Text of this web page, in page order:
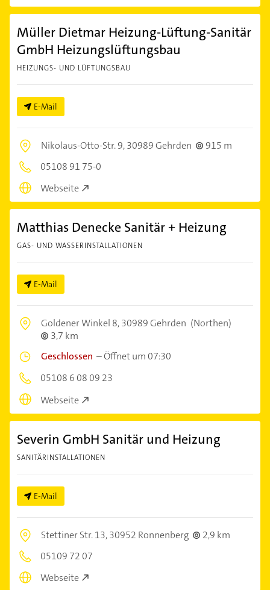
Müller Dietmar Heizung-Lüftung-Sanitär
GmbH Heizungslüftungsbau
HEIZUNGS- UND LÜFTUNGSBAU
E-Mail
Nikolaus-Otto-Str. 9,30989 Gehrden
915 m
05108 91 75-0
Webseite
Matthias Denecke Sanitär + Heizung
GAS- UND WASSERINSTALLATIONEN
E-Mail
Goldener Winkel 8,30989 Gehrden (Northen)
3,7 km
Geschlossen –Öffnet um 07:30
05108 6 08 09 23
Webseite
Severin GmbH Sanitär und Heizung
SANITÄRINSTALLATIONEN
E-Mail
Stettiner Str. 13,30952 Ronnenberg
2,9 km
05109 72 07
Webseite